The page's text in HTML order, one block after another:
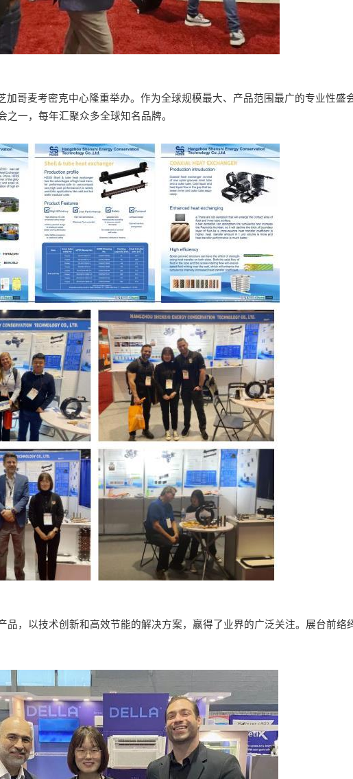
加哥麦考密克中心隆重举办。作为全球规模最大、产品范围最广的专业性盛
一，每年汇聚众多全球知名品牌。
品，以技术创新和高效节能的解决方案，赢得了业界的广泛关注。展台前络